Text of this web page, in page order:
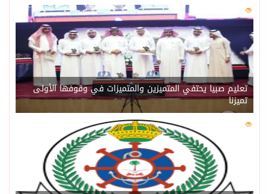
217
تعليم صبيا يحتفي المتميزين والمتميزات في وقوفها الأولى
تميزنا
211